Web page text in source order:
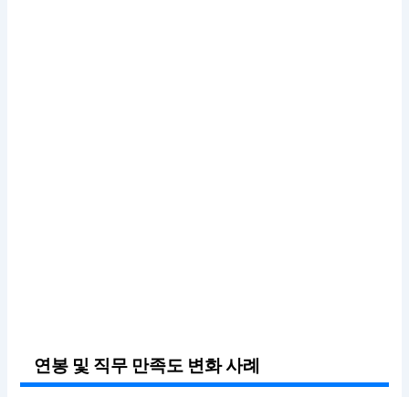
연봉 및 직무 만족도 변화 사례